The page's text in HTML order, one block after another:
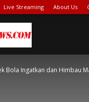
Live Streaming About Us
SPIONASE-
NEWS[DOT]COM
Bola Ingatkan dan Himbau